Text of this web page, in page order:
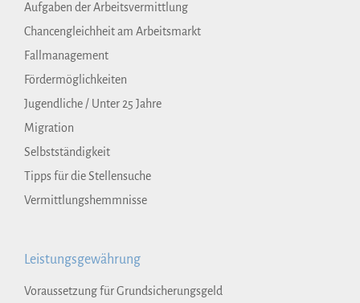
Aufgaben der Arbeitsvermittlung
Chancengleichheit am Arbeitsmarkt
Fallmanagement
Fördermöglichkeiten
Jugendliche / Unter 25 Jahre
Migration
Selbstständigkeit
Tipps für die Stellensuche
Vermittlungshemmnisse
Leistungsgewährung
Voraussetzung für Grundsicherungsgeld